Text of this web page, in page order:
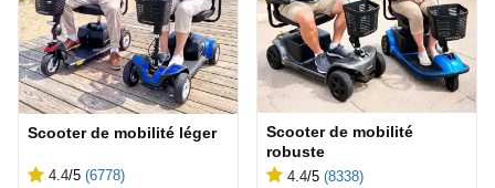
Scooter de mobilité léger
4.4/5 (6778)
Scooter de mobilité
robuste
4.4/5 (8338)